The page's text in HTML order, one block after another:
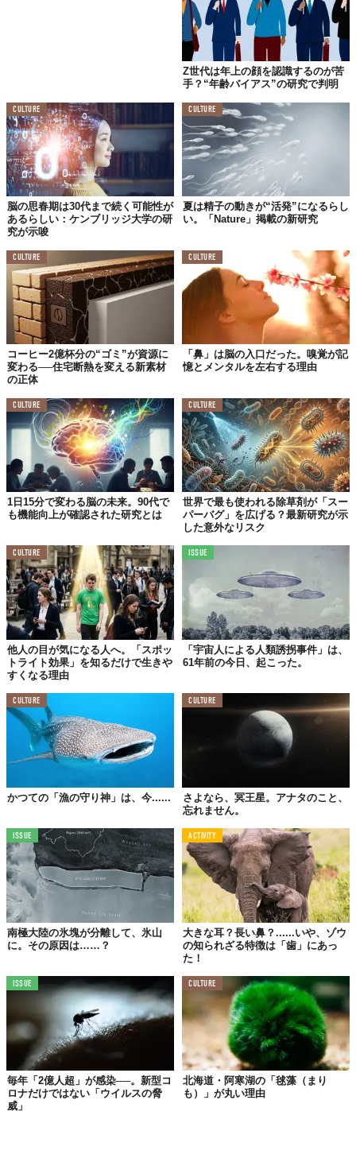
Z世代は年上の顔を認識するのが苦
手？“年齢バイアス”の研究で判明
CULTURE
脳の思春期は30代まで続く可能性が
あるらしい：ケンブリッジ大学の研
究が示唆
CULTURE
夏は精子の動きが“活発”になるらし
い。「Nature」掲載の新研究
CULTURE
コーヒー2億杯分の“ゴミ”が資源に
変わる──住宅断熱を変える新素材
の正体
CULTURE
「鼻」は脳の入口だった。嗅覚が記
憶とメンタルを左右する理由
CULTURE
1日15分で変わる脳の未来。90代で
も機能向上が確認された研究とは
CULTURE
世界で最も使われる除草剤が「スー
パーバグ」を広げる？最新研究が示
した意外なリスク
CULTURE
他人の目が気になる人へ。「スポッ
トライト効果」を知るだけで生きや
すくなる理由
ISSUE
「宇宙人による人類誘拐事件」は、
61年前の今日、起こった。
CULTURE
かつての「漁の守り神」は、今......
CULTURE
さよなら、冥王星。アナタのこと、
忘れません。
ISSUE
南極大陸の氷塊が分離して、氷山
に。その原因は……？
ACTIVITY
大きな耳？長い鼻？......いや、ゾウ
の知られざる特徴は「歯」にあっ
た！
ISSUE
毎年「2億人超」が感染──。新型コ
ロナだけではない「ウイルスの脅
威」
CULTURE
北海道・阿寒湖の「毬藻（まり
も）」が丸い理由